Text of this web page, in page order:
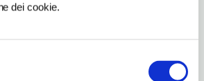
dei cookie.